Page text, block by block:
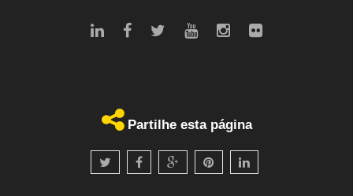
Partilhe esta página